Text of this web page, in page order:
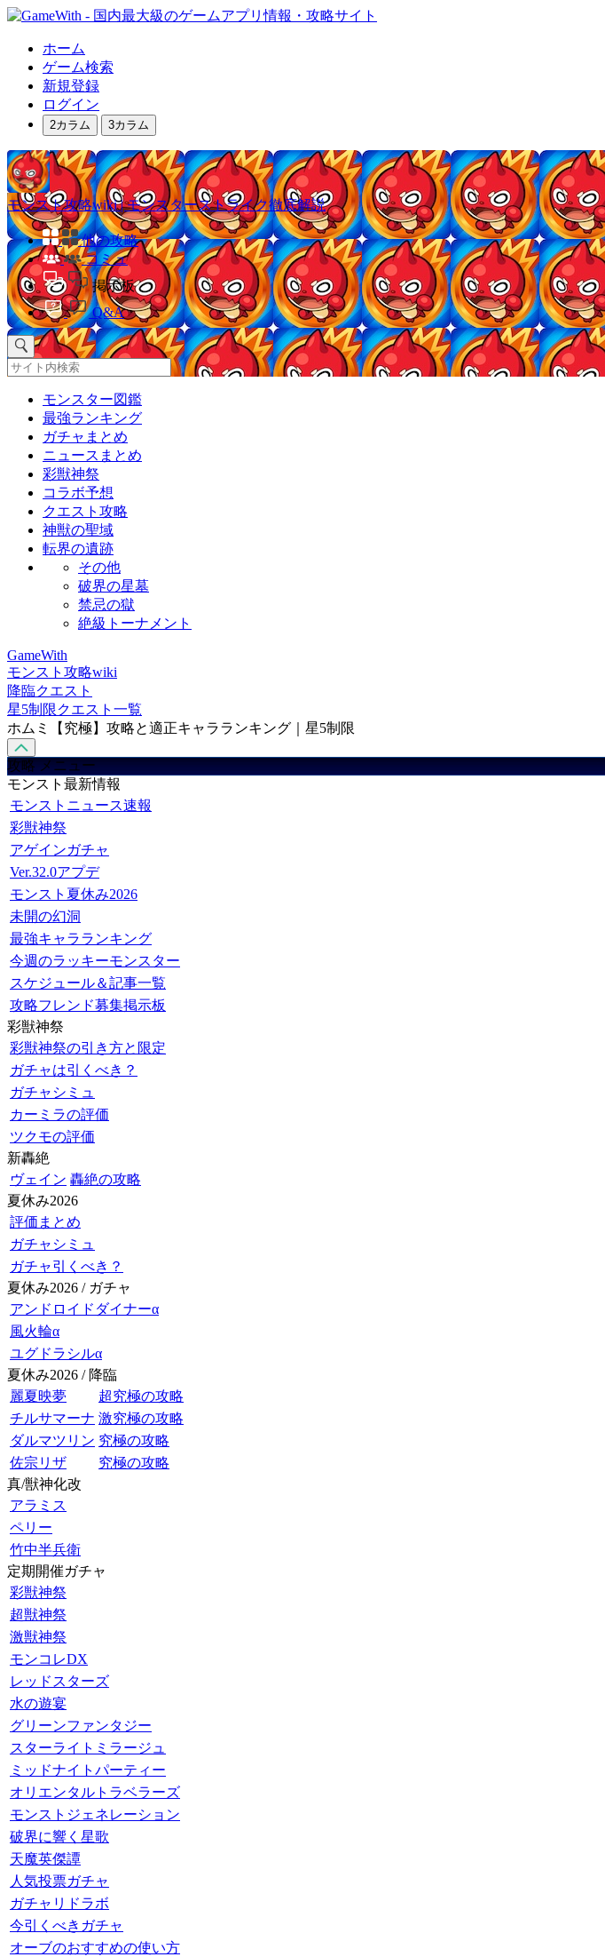
ホーム
ゲーム検索
新規登録
ログイン
2カラム 3カラム
モンスト攻略wiki | モンスターストライク徹底解説
他の攻略
コミュ
掲示板
Q&A
モンスター図鑑
最強ランキング
ガチャまとめ
ニュースまとめ
彩獣神祭
コラボ予想
クエスト攻略
神獣の聖域
転界の遺跡
その他
破界の星墓
禁忌の獄
絶級トーナメント
GameWith
モンスト攻略wiki
降臨クエスト
星5制限クエスト一覧
ホムミ【究極】攻略と適正キャラランキング｜星5制限
攻略 メニュー
モンスト最新情報
モンストニュース速報
彩獣神祭
アゲインガチャ
Ver.32.0アプデ
モンスト夏休み2026
未開の幻洞
最強キャラランキング
今週のラッキーモンスター
スケジュール＆記事一覧
攻略フレンド募集掲示板
彩獣神祭
彩獣神祭の引き方と限定
ガチャは引くべき？
ガチャシミュ
カーミラの評価
ツクモの評価
新轟絶
ヴェイン 轟絶の攻略
夏休み2026
評価まとめ
ガチャシミュ
ガチャ引くべき？
夏休み2026 / ガチャ
アンドロイドダイナーα
風火輪α
ユグドラシルα
夏休み2026 / 降臨
麗夏映夢
超究極の攻略
チルサマーナ 激究極の攻略
ダルマツリン 究極の攻略
佐宗リザ
究極の攻略
真/獣神化改
アラミス
ペリー
竹中半兵衛
定期開催ガチャ
彩獣神祭
超獣神祭
激獣神祭
モンコレDX
レッドスターズ
水の遊宴
グリーンファンタジー
スターライトミラージュ
ミッドナイトパーティー
オリエンタルトラベラーズ
モンストジェネレーション
破界に響く星歌
天魔英傑譚
人気投票ガチャ
ガチャリドラボ
今引くべきガチャ
オーブのおすすめの使い方